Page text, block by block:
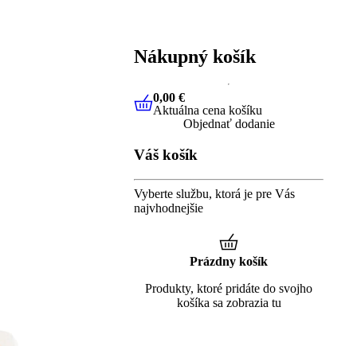
Nákupný košík
0,00 €Aktuálna cena košíku
0,00 €
Aktuálna cena košíku
Objednať dodanie
Váš košík
Vyberte službu, ktorá je pre Vás
najvhodnejšie
Prázdny košík
Produkty, ktoré pridáte do svojho
košíka sa zobrazia tu